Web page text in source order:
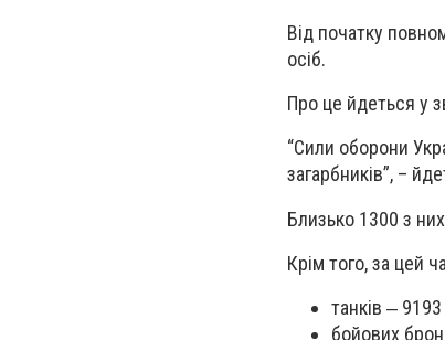
Від початку
осіб.
Про це йдеться у
“Сили оборони
загарбників”, –
Близько 1300 з
Крім того, за цей
танків ‒
бойових